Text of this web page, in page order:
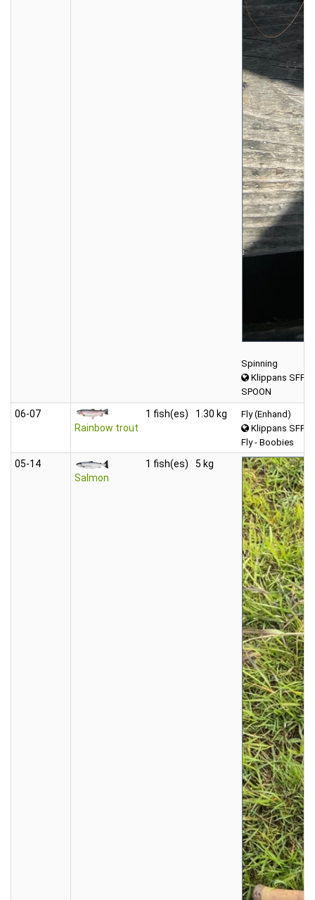
Spinning
Klippans SFF
SPOON
06‑07
Rainbow trout
1 fish(es) 1.30 kg
Fly (Enhand)
Klippans SFF
Fly - Boobies
05‑14
Salmon
1 fish(es) 5 kg